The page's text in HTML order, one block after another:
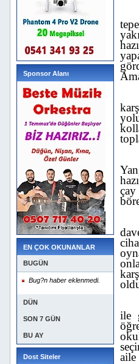
Sponsor Alanı
EN ÇOK OKUNANLAR
BUGÜN
Bug?n haber eklenmedi.
DÜN
SON 7 GÜN
BU AY
Dost Siteler
çay
ile
aile